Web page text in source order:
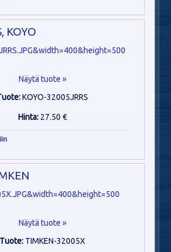
KOYO
Näytä tuote »
KOYO-32005JRRS
Hinta: 27.50 €
Näytä tuote »
Tuote: TIMKEN-32005X